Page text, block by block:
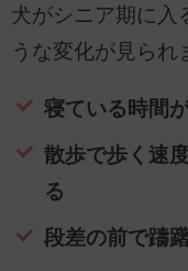
犬がシニア期に入
うな変化が見られ
寝ている時間
散歩で歩く速
る
段差の前で躊